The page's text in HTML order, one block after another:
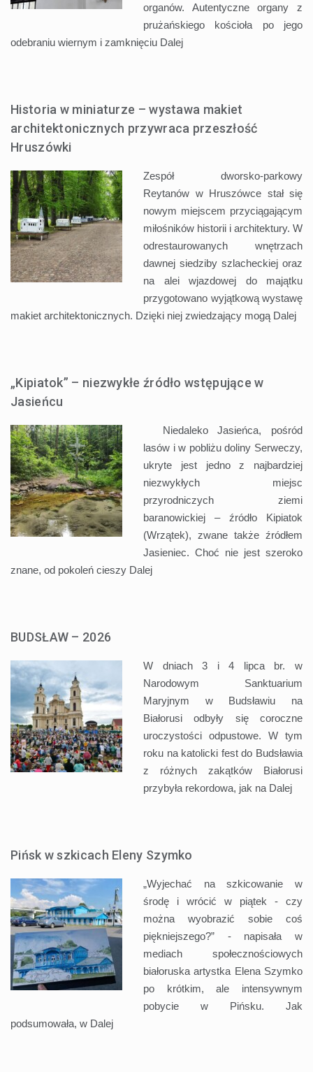
organów. Autentyczne organy z
prużańskiego kościoła po jego
odebraniu wiernym i zamknięciu Dalej
Historia w miniaturze – wystawa makiet
architektonicznych przywraca przeszłość
Hruszówki
Zespół dworsko-parkowy
Reytanów w Hruszówce stał się
nowym miejscem przyciągającym
miłośników historii i architektury. W
odrestaurowanych wnętrzach
dawnej siedziby szlacheckiej oraz
na alei wjazdowej do majątku
przygotowano wyjątkową wystawę
makiet architektonicznych. Dzięki niej zwiedzający mogą Dalej
„Kipiatok” – niezwykłe źródło wstępujące w
Jasieńcu
Niedaleko Jasieńca, pośród
lasów i w pobliżu doliny Serweczy,
ukryte jest jedno z najbardziej
niezwykłych miejsc
przyrodniczych ziemi
baranowickiej – źródło Kipiatok
(Wrzątek), zwane także źródłem
Jasieniec. Choć nie jest szeroko
znane, od pokoleń cieszy Dalej
BUDSŁAW – 2026
W dniach 3 i 4 lipca br. w
Narodowym Sanktuarium
Maryjnym w Budsławiu na
Białorusi odbyły się coroczne
uroczystości odpustowe. W tym
roku na katolicki fest do Budsławia
z różnych zakątków Białorusi
przybyła rekordowa, jak na Dalej
Pińsk w szkicach Eleny Szymko
„Wyjechać na szkicowanie w
środę i wrócić w piątek - czy
można wyobrazić sobie coś
piękniejszego?” - napisała w
mediach społecznościowych
białoruska artystka Elena Szymko
po krótkim, ale intensywnym
pobycie w Pińsku. Jak
podsumowała, w Dalej